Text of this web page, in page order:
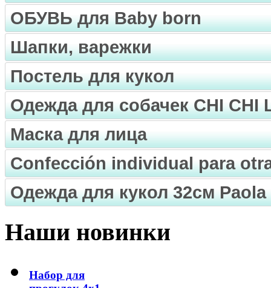
ОБУВЬ для Baby born
Шапки, варежки
Постель для кукол
Одежда для собачек CHI CHI
Маска для лица
Confección individual para
Одежда для кукол 32см
Наши новинки
Набор для